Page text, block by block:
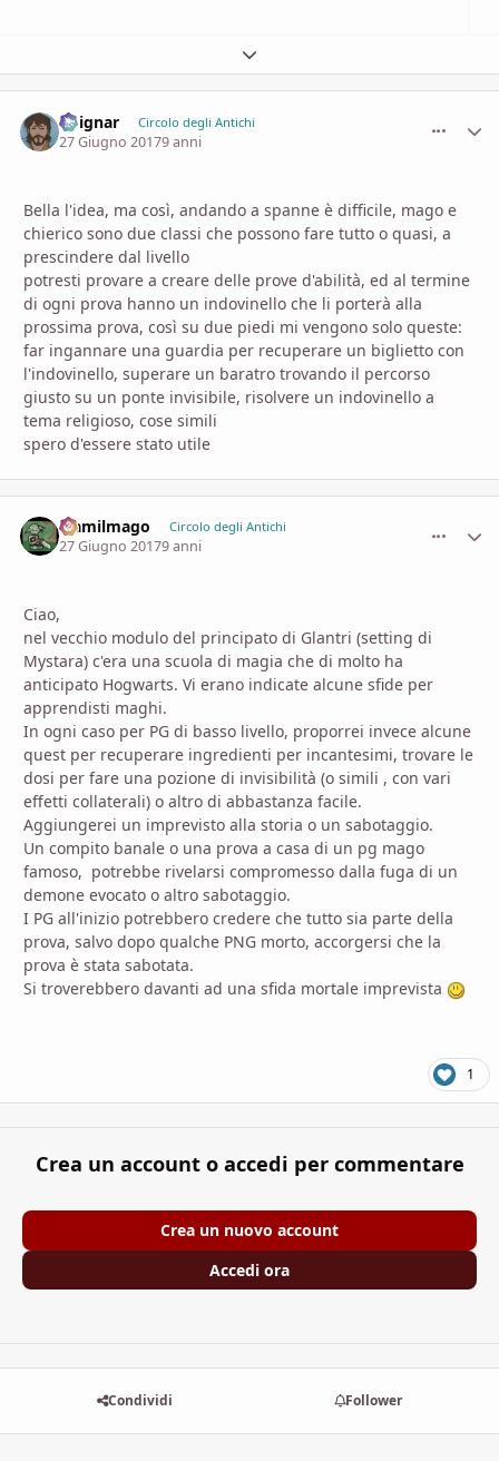
Espandi panoramica del topic
Voignar Circolo degli Antichi
27 Giugno 20179 anni
Bella l'idea, ma così, andando a spanne è difficile, mago e
chierico sono due classi che possono fare tutto o quasi, a
prescindere dal livello
potresti provare a creare delle prove d'abilità, ed al termine
di ogni prova hanno un indovinello che li porterà alla
prossima prova, così su due piedi mi vengono solo queste:
far ingannare una guardia per recuperare un biglietto con
l'indovinello, superare un baratro trovando il percorso
giusto su un ponte invisibile, risolvere un indovinello a
tema religioso, cose simili
spero d'essere stato utile
elamilmago Circolo degli Antichi
27 Giugno 20179 anni
Ciao,
nel vecchio modulo del principato di Glantri (setting di
Mystara) c'era una scuola di magia che di molto ha
anticipato Hogwarts. Vi erano indicate alcune sfide per
apprendisti maghi.
In ogni caso per PG di basso livello, proporrei invece alcune
quest per recuperare ingredienti per incantesimi, trovare le
dosi per fare una pozione di invisibilità (o simili , con vari
effetti collaterali) o altro di abbastanza facile.
Aggiungerei un imprevisto alla storia o un sabotaggio.
Un compito banale o una prova a casa di un pg mago
famoso, potrebbe rivelarsi compromesso dalla fuga di un
demone evocato o altro sabotaggio.
I PG all'inizio potrebbero credere che tutto sia parte della
prova, salvo dopo qualche PNG morto, accorgersi che la
prova è stata sabotata.
Si troverebbero davanti ad una sfida mortale imprevista
1
Crea un account o accedi per commentare
Crea un nuovo account
Accedi ora
Condividi Follower